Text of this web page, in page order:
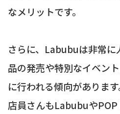
なメリットです。
さらに、Labubuは非常に
品の発売や特別なイベン
に行われる傾向があります
店員さんもLabubuや